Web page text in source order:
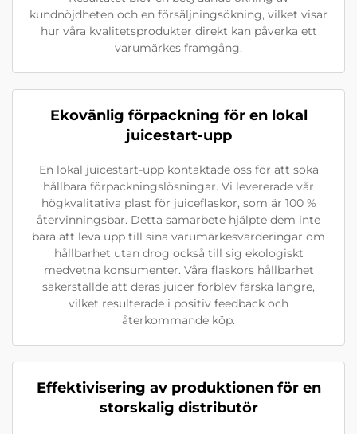
kundnöjdheten och en försäljningsökning, vilket visar
hur våra kvalitetsprodukter direkt kan påverka ett
varumärkes framgång.
Ekovänlig förpackning för en lokal
juicestart-upp
En lokal juicestart-upp kontaktade oss för att söka
hållbara förpackningslösningar. Vi levererade vår
högkvalitativa plast för juiceflaskor, som är 100 %
återvinningsbar. Detta samarbete hjälpte dem inte
bara att leva upp till sina varumärkesvärderingar om
hållbarhet utan drog också till sig ekologiskt
medvetna konsumenter. Våra flaskors hållbarhet
säkerställde att deras juicer förblev färska längre,
vilket resulterade i positiv feedback och
återkommande köp.
Effektivisering av produktionen för en
storskalig distributör